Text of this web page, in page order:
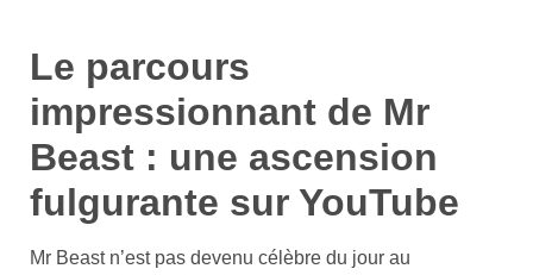
Le parcours
impressionnant de Mr
Beast : une ascension
fulgurante sur YouTube
Mr Beast n’est pas devenu célèbre du jour au